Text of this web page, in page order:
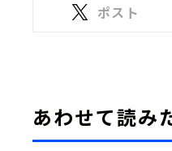
ポスト
あわせて読み